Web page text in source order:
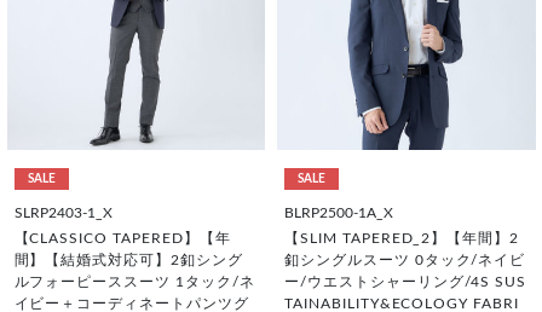
SALE
SLRP2403-1_X
【CLASSICO TAPERED】【年
間】【結婚式対応可】2釦シング
ルフォーピーススーツ 1タック/ネ
イビー＋コーディネートパンツグ
SALE
BLRP2500-1A_X
【SLIM TAPERED_2】【年間】2
釦シングルスーツ 0タック/ネイビ
ー/ウエストシャーリング/4S SUS
TAINABILITY&ECOLOGY FABRI